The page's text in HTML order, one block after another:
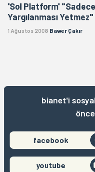
'Sol Platform'
Yargılanması
1 Ağustos 2008 Bawer Çakır
bianet'i
facebook
youtube